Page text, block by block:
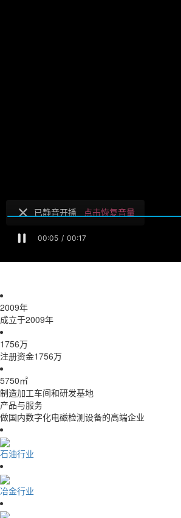
2009年
成立于2009年
1756万
注册资金1756万
5750㎡
制造加工车间和研发基地
产品与服务
做国内数字化电磁检测设备的高端企业
石油行业
冶金行业